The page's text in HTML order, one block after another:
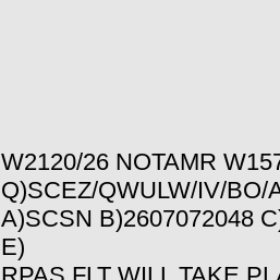
W2120/26 NOTAMR
Q)SCEZ/QWULW/IV/BO/
A)SCSN B)2607072048
E)